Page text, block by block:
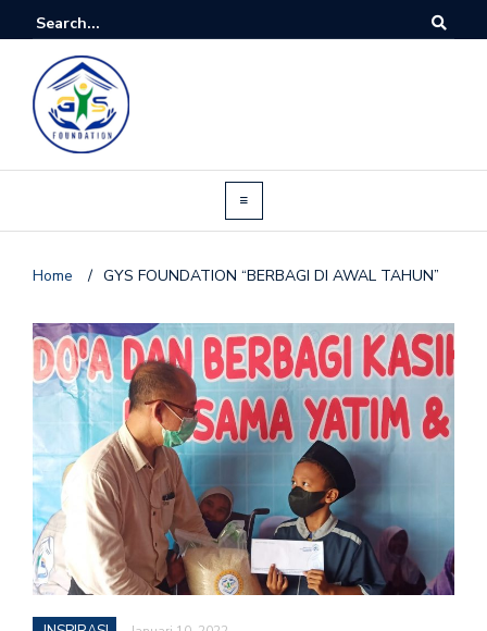
Home / GYS FOUNDATION “BERBAGI DI AWAL TAHUN”